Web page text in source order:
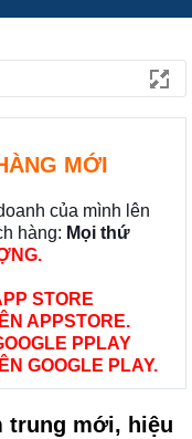
MỚI
của mình lên
hàng: Mọi thứ
STORE
APPSTORE.
PPLAY
GOOGLE PLAY.
trung mới, hiệu